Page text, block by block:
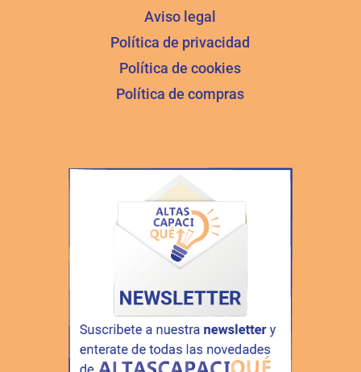
Aviso legal
Política de privacidad
Política de cookies
Política de compras